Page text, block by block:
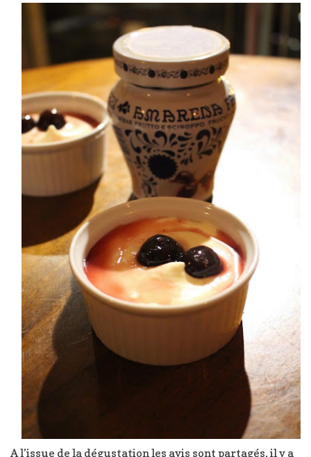
A l’issue de la dégustation les avis sont partagés, il y a